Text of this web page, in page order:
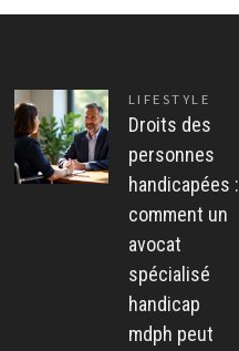
LIFESTYLE
Droits des
personnes
handicapées :
comment un
avocat
spécialisé
handicap
mdph peut